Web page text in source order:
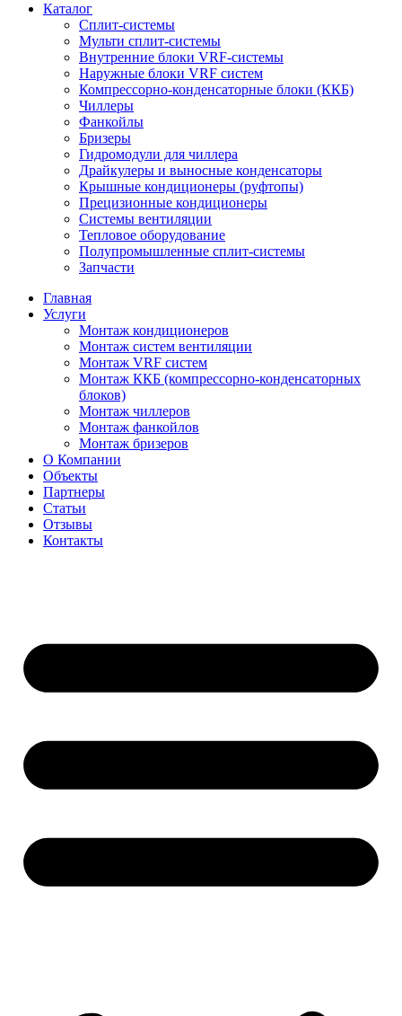
Каталог
Сплит-системы
Мульти сплит-системы
Внутренние блоки VRF-cистемы
Наружные блоки VRF cистем
Компрессорно-конденсаторные блоки (ККБ)
Чиллеры
Фанкойлы
Бризеры
Гидромодули для чиллера
Драйкулеры и выносные конденсаторы
Крышные кондиционеры (руфтопы)
Прецизионные кондиционеры
Системы вентиляции
Тепловое оборудование
Полупромышленные сплит-системы
Запчасти
Главная
Услуги
Монтаж кондиционеров
Монтаж cистем вентиляции
Монтаж VRF систем
Монтаж ККБ (компрессорно-конденсаторных
блоков)
Монтаж чиллеров
Монтаж фанкойлов
Монтаж бризеров
О Компании
Объекты
Партнеры
Статьи
Отзывы
Контакты